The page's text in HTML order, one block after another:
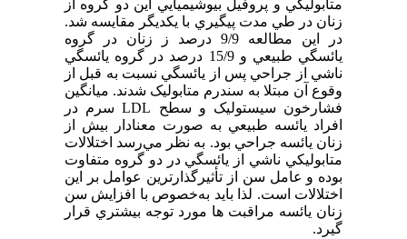
متابوليکي و پروفيل بيوشيميايي اين دو گروه از
زنان در طي مدت پيگيري با يکديگر مقايسه شد.
در اين مطالعه 9/9 درصد ز زنان در گروه
يائسگي طبيعي و 15/9 درصد در گروه يائسگي
ناشي از جراحي پس از يائسگي نسبت به قبل از
وقوع آن مبتلا به سندرم متابوليک شدند. ميانگين
فشارخون سيستوليک و سطح LDL سرم در
افراد يائسه طبيعي به صورت معنادار بيش از
زنان يائسه جراحي بود. به نظر مي‌رسد اختلالات
متابوليکي ناشي از يائسگي در دو گروه متفاوت
بوده و عامل سن از تأثيرگذارترين عوامل بر اين
اختلالات است. لذا بايد به‌خصوص با افزايش سن
زنان يائسه مراقبت ها مورد توجه بيشتري قرار
گيرد.